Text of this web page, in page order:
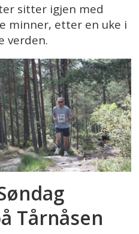
sitter igjen med
minner, etter en uke i
verden.
Tårnåsen